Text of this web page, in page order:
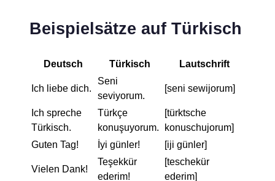
Beispielsätze auf Türkisch
Deutsch Türkisch Lautschrift
Ich liebe dich.
Seni
seviyorum.
[seni sewijorum]
Ich spreche
Türkisch.
Türkçe
konuşuyorum.
[türktsche
konuschujorum]
Guten Tag!
İyi günler! [iji günler]
Vielen Dank!
Teşekkür
ederim!
[teschekür
ederim]